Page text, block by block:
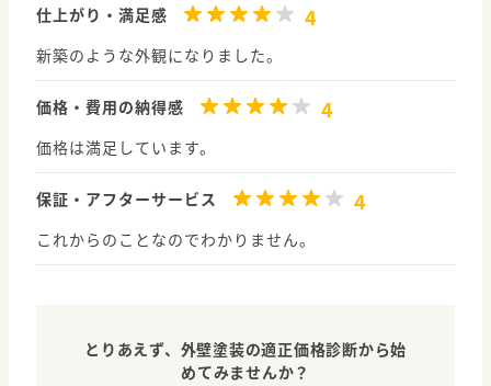
仕上がり・満足感 4
新築のような外観になりました。
価格・費用の納得感 4
価格は満足しています。
保証・アフターサービス 4
これからのことなのでわかりません。
とりあえず、外壁塗装の適正価格診断から始
めてみませんか？